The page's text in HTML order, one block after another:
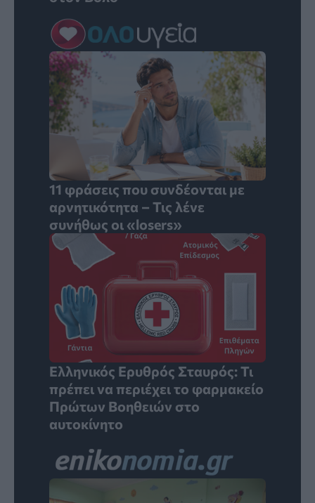
11 φράσεις που συνδέονται με
αρνητικότητα – Τις λένε
συνήθως οι «losers»
Ελληνικός Ερυθρός Σταυρός: Τι
πρέπει να περιέχει το φαρμακείο
Πρώτων Βοηθειών στο
αυτοκίνητο